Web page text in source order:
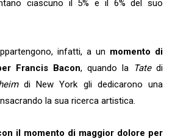
ciascuno il 5% e il 6% del suo
infatti, a un momento di
Francis Bacon, quando la Tatedi
di New York gli dedicarono una
la sua ricerca artistica.
il momento di maggior dolore per